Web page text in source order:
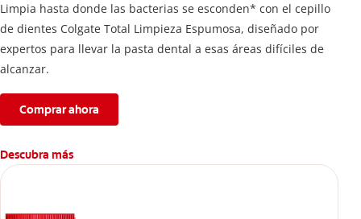
Limpia hasta donde las bacterias se esconden* con el cepillo
de dientes Colgate Total Limpieza Espumosa, diseñado por
expertos para llevar la pasta dental a esas áreas difíciles de
alcanzar.
Comprar ahora
Descubra más